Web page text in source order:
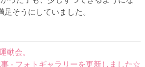
足そうにしていました。
動会。
- フォトギャラリーを更新しました☆